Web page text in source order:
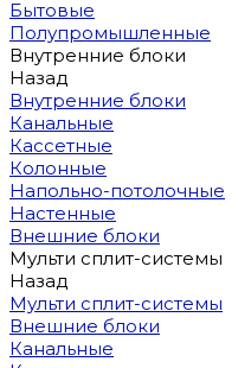
Бытовые
Полупромышленные
Внутренние блоки
Назад
Внутренние блоки
Канальные
Кассетные
Колонные
Напольно-потолочные
Настенные
Внешние блоки
Мульти сплит-системы
Назад
Мульти сплит-системы
Внешние блоки
Канальные